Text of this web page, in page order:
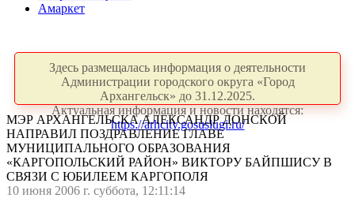
Амаркет
Здесь размещалась информация о деятельности
Администрации городского округа «Город
Архангельск» до 31.12.2025.
Актуальная информация и новости находятся:
https://arhcity.gosuslugi.ru/
МЭР АРХАНГЕЛЬСКА АЛЕКСАНДР ДОНСКОЙ
НАПРАВИЛ ПОЗДРАВЛЕНИЕ ГЛАВЕ
МУНИЦИПАЛЬНОГО ОБРАЗОВАНИЯ
«КАРГОПОЛЬСКИЙ РАЙОН» ВИКТОРУ БАЙПШИСУ В
СВЯЗИ С ЮБИЛЕЕМ КАРГОПОЛЯ
10 июня 2006 г. суббота, 12:11:14